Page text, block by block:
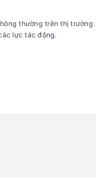
thường trên thị trường.
lực tác động.